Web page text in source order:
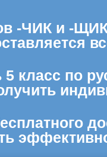
-ЧИК и -
класс по